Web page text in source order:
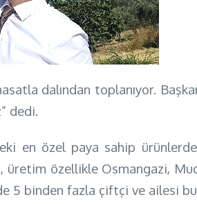
dalından toplanıyor.
dedi.
en özel paya sahip
üretim özellikle Osmangazi,
5 binden fazla çiftçi ve ailesi